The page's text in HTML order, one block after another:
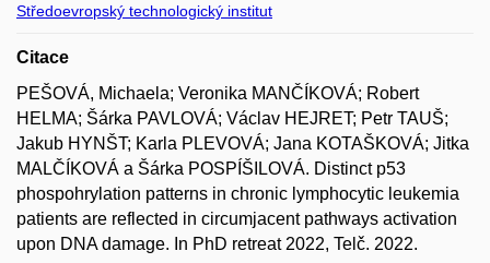
Středoevropský technologický institut
Citace
PEŠOVÁ, Michaela; Veronika MANČÍKOVÁ; Robert
HELMA; Šárka PAVLOVÁ; Václav HEJRET; Petr TAUŠ;
Jakub HYNŠT; Karla PLEVOVÁ; Jana KOTAŠKOVÁ; Jitka
MALČÍKOVÁ a Šárka POSPÍŠILOVÁ. Distinct p53
phospohrylation patterns in chronic lymphocytic leukemia
patients are reflected in circumjacent pathways activation
upon DNA damage. In PhD retreat 2022, Telč. 2022.